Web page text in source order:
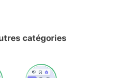
catégories